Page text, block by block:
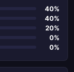
40%
40%
20%
0%
0%